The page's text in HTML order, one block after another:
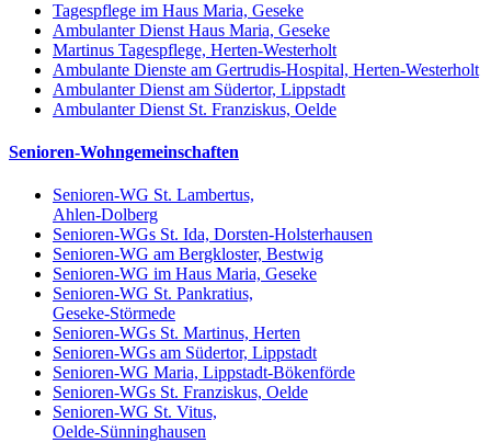
Tagespflege im Haus Maria, Geseke
Ambulanter Dienst Haus Maria, Geseke
Martinus Tagespflege, Herten-Westerholt
Ambulante Dienste am Gertrudis-Hospital, Herten-Westerholt
Ambulanter Dienst am Südertor, Lippstadt
Ambulanter Dienst St. Franziskus, Oelde
Senioren-Wohngemeinschaften
Senioren-WG St. Lambertus,
Ahlen-Dolberg
Senioren-WGs St. Ida, Dorsten-Holsterhausen
Senioren-WG am Bergkloster, Bestwig
Senioren-WG im Haus Maria, Geseke
Senioren-WG St. Pankratius,
Geseke-Störmede
Senioren-WGs St. Martinus, Herten
Senioren-WGs am Südertor, Lippstadt
Senioren-WG Maria, Lippstadt-Bökenförde
Senioren-WGs St. Franziskus, Oelde
Senioren-WG St. Vitus,
Oelde-Sünninghausen